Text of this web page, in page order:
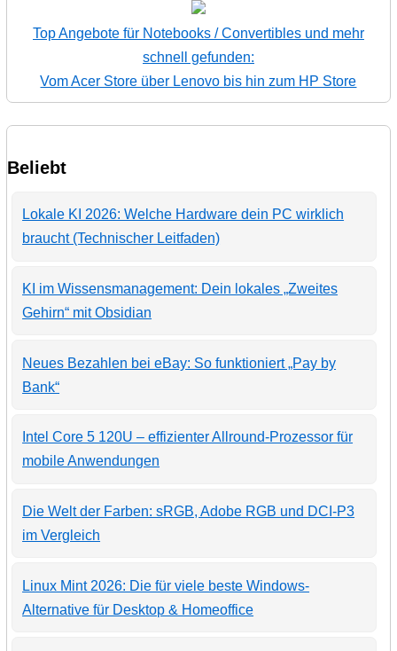
Top Angebote für Notebooks / Convertibles und mehr
schnell gefunden:
Vom Acer Store über Lenovo bis hin zum HP Store
Beliebt
Lokale KI 2026: Welche Hardware dein PC wirklich
braucht (Technischer Leitfaden)
KI im Wissensmanagement: Dein lokales „Zweites
Gehirn“ mit Obsidian
Neues Bezahlen bei eBay: So funktioniert „Pay by
Bank“
Intel Core 5 120U – effizienter Allround-Prozessor für
mobile Anwendungen
Die Welt der Farben: sRGB, Adobe RGB und DCI-P3
im Vergleich
Linux Mint 2026: Die für viele beste Windows-
Alternative für Desktop & Homeoffice